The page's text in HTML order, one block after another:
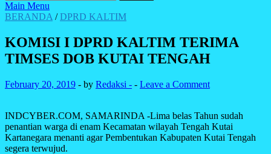
for:
Main Menu
BERANDA /DPRD KALTIM
KOMISI I DPRD KALTIM TERIMA
TIMSES DOB KUTAI TENGAH
February 20, 2019 - by Redaksi - - Leave a Comment
INDCYBER.COM, SAMARINDA -Lima belas Tahun sudah
penantian warga di enam Kecamatan wilayah Tengah Kutai
Kartanegara menanti agar Pembentukan Kabupaten Kutai Tengah
segera terwujud.